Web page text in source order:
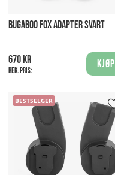
BUGABOO FOX ADAPTER SVART
670 kr
Rek. pris:
Kjøp
BESTSELGER